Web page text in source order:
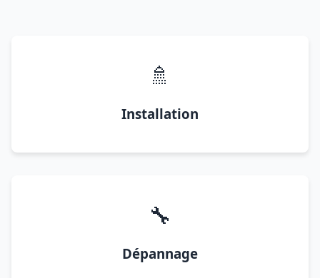
🚿
Installation
🔧
Dépannage